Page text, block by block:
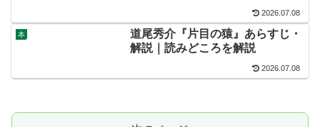
2026.07.08
本
道尾秀介『片目の猿』あらすじ・
解説｜読みどころを解説
2026.07.08